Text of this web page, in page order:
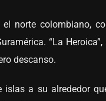
norte colombiano,
“La
descanso.
islas a su alrededor